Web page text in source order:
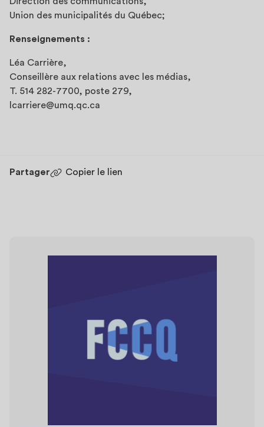
Union des municipalités du Québec;
Renseignements :
Léa Carrière,
Conseillère aux relations avec les médias,
T. 514 282-7700, poste 279,
lcarriere@umq.qc.ca
Partager Copier le lien